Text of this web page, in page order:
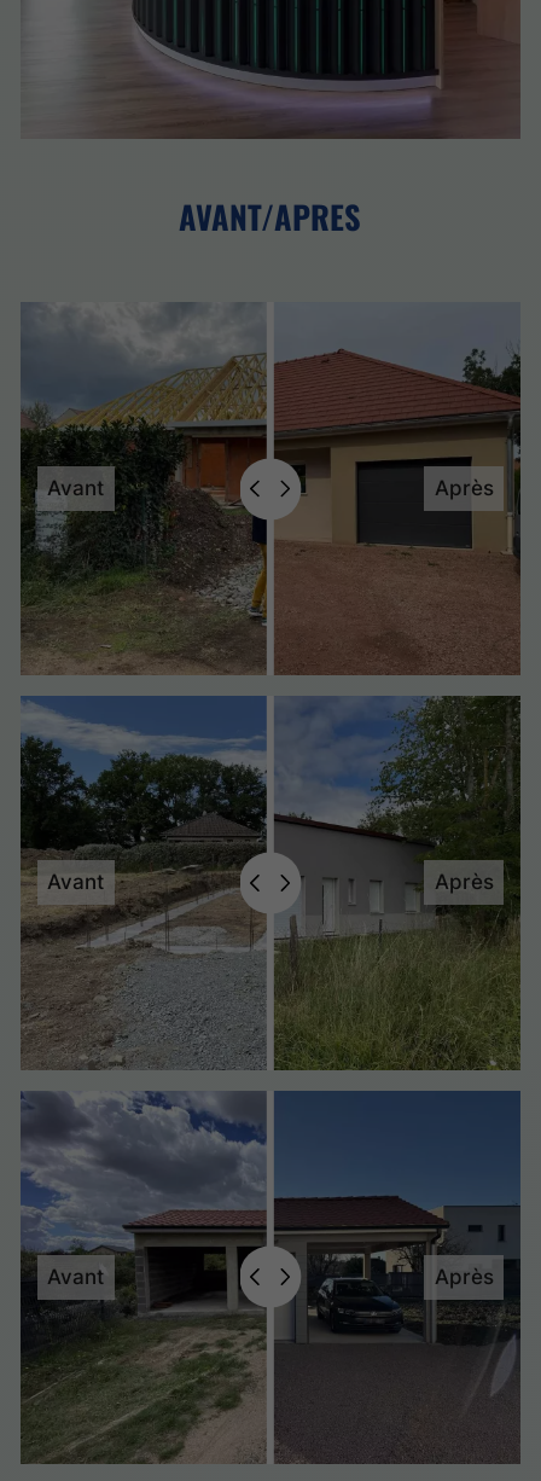
AVANT/APRES
Avant Après
Avant Après
Avant Après